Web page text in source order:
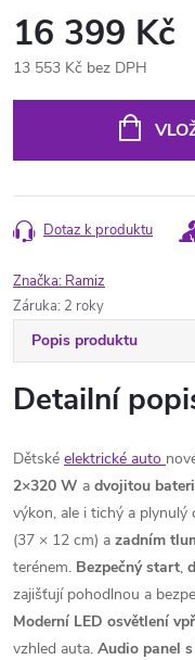
16 399 Kč
13 553 Kč bez DPH
Dotaz k produktu
Značka: Ramiz
Záruka: 2 roky
Popis produktu
Detailní
Dětské elektrické auto
2×320 W a dvojitou
výkon, ale i tichý a plynulý
(37 × 12 cm) a zadním
terénem. Bezpečný start,
zajišťují pohodlnou a
Moderní LED osvětlení
vzhled auta. Audio panel